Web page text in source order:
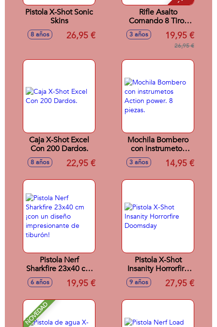
Pistola X-Shot Sonic
Skins
8 años 26,95 €
Rifle Asalto
Comando 8 Tiros
72X24X5 Cm
3 años 19,95 €
26,95 €
Caja X-Shot Excel
Con 200 Dardos.
8 años 22,95 €
Mochila Bombero
con instrumetos
Action power. 8
piezas.
3 años 14,95 €
Pistola Nerf
Sharkfire 23x40 cm
¡con un diseño
impresionante de
6 años 19,95 €
Pistola X-Shot
Insanity Horrorfire
Doomsday
9 años 27,95 €
NOVEDAD